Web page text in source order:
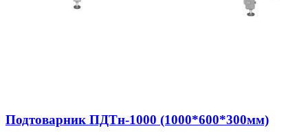
Подтоварник ПДТн-1000 (1000*600*300мм)